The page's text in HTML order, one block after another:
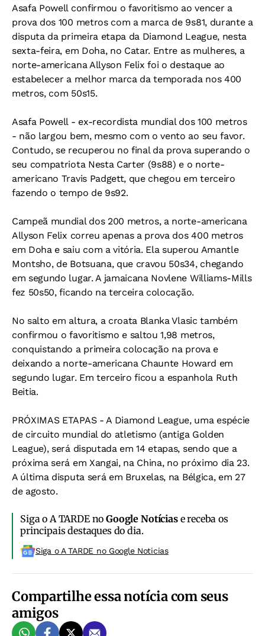
Asafa Powell confirmou o favoritismo ao vencer a
prova dos 100 metros com a marca de 9s81, durante a
disputa da primeira etapa da Diamond League, nesta
sexta-feira, em Doha, no Catar. Entre as mulheres, a
norte-americana Allyson Felix foi o destaque ao
estabelecer a melhor marca da temporada nos 400
metros, com 50s15.
Asafa Powell - ex-recordista mundial dos 100 metros
- não largou bem, mesmo com o vento ao seu favor.
Contudo, se recuperou no final da prova superando o
seu compatriota Nesta Carter (9s88) e o norte-
americano Travis Padgett, que chegou em terceiro
fazendo o tempo de 9s92.
Campeã mundial dos 200 metros, a norte-americana
Allyson Felix correu apenas a prova dos 400 metros
em Doha e saiu com a vitória. Ela superou Amantle
Montsho, de Botsuana, que cravou 50s34, chegando
em segundo lugar. A jamaicana Novlene Williams-Mills
fez 50s50, ficando na terceira colocação.
No salto em altura, a croata Blanka Vlasic também
confirmou o favoritismo e saltou 1,98 metros,
conquistando a primeira colocação na prova e
deixando a norte-americana Chaunte Howard em
segundo lugar. Em terceiro ficou a espanhola Ruth
Beitia.
PRÓXIMAS ETAPAS - A Diamond League, uma espécie
de circuito mundial do atletismo (antiga Golden
League), será disputada em 14 etapas, sendo que a
próxima será em Xangai, na China, no próximo dia 23.
A última disputa será em Bruxelas, na Bélgica, em 27
de agosto.
Siga o A TARDE noGoogle Notíciase receba os
principais destaques do dia.
Siga o A TARDE no Google Noticias
Compartilhe essa notícia com seus
amigos